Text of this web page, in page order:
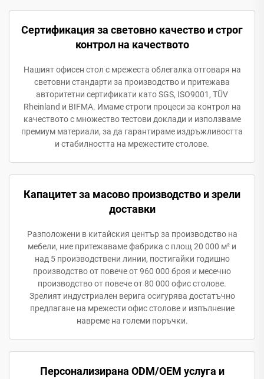
Сертификация за световно качество и строг
контрол на качеството
Нашият офисен стол с мрежеста облегалка отговаря на
световни стандарти за производство и притежава
авторитетни сертификати като SGS, ISO9001, TÜV
Rheinland и BIFMA. Имаме строги процеси за контрол на
качеството с множество тестови доклади и използваме
премиум материали, за да гарантираме издръжливостта
и стабилността на мрежестите столове.
Капацитет за масово производство и зрели
доставки
Разположени в китайския център за производство на
мебели, ние притежаваме фабрика с площ 20 000 м² и
над 5 производствени линии, постигайки годишно
производство от повече от 960 000 броя и месечно
производство от повече от 80 000 офис столове.
Зрелият индустриален верига осигурява достатъчно
предлагане на мрежести офис столове и изпълнение
навреме на големи поръчки.
Персонализирана ODM/OEM услуга и